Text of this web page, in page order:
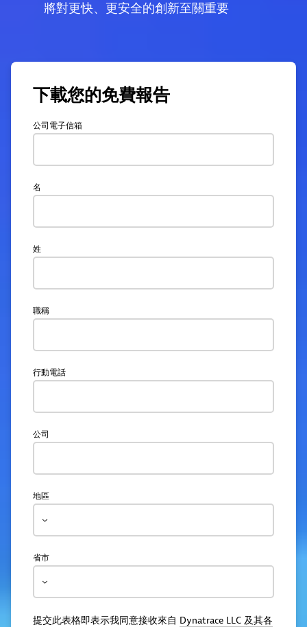
將對更快、更安全的創新至關重要
下載您的免費報告
公司電子信箱
名
姓
職稱
行動電話
公司
地區
省市
提交此表格即表示我同意接收來自 Dynatrace LLC 及其各